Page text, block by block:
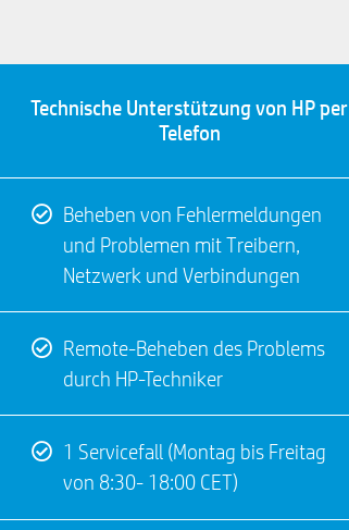
Technische Unterstützung von HP per
Telefon
Beheben von Fehlermeldungen
und Problemen mit Treibern,
Netzwerk und Verbindungen
Remote-Beheben des Problems
durch HP-Techniker
1 Servicefall (Montag bis Freitag
von 8:30- 18:00 CET)